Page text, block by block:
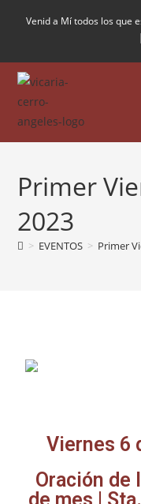
Venid a Mí todos los que
Primer
2023
> EVENTOS > Primer
Viernes 6
Oración de